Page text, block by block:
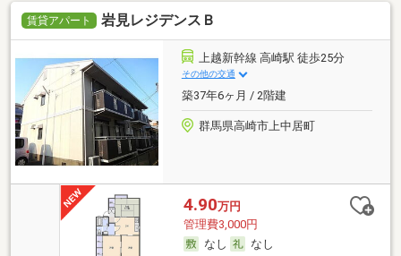
賃貸アパート 岩見レジデンスＢ
上越新幹線 高崎駅 徒歩25分
その他の交通
築37年6ヶ月 / 2階建
群馬県高崎市上中居町
4.90万円
管理費3,000円
なし
なし